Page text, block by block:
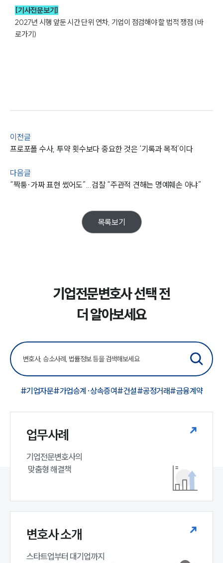
고객의 소리
통합검색
언론보도
법률 블로그
법률서식
뉴스레터/브로슈어
대륜법률상담예약
[기사전문보기]
2027년 시행 앞둔 시간 단위 연차, 기업이 점검해야 할 법적 쟁점 (바
로가기)
이전글
프로포폴 수사, 투약 횟수보다 중요한 것은 ‘기록과 목적’이다
다음글
“짝퉁·가짜 표현 썼어도”...검찰 “주관적 견해는 명예훼손 아냐”
목록보기
기업전문변호사 선택 전
더 알아보세요
#기업자문#가업승계·상속증여#건설#공정거래#금융계약
업무사례
기업전문변호사의
맞춤형 해결책
변호사 소개
스타트업부터 대기업까지